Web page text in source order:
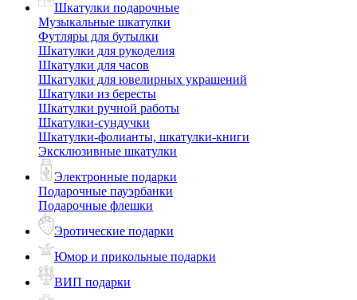
Шкатулки подарочные
Музыкальные шкатулки
Футляры для бутылки
Шкатулки для рукоделия
Шкатулки для часов
Шкатулки для ювелирных украшений
Шкатулки из бересты
Шкатулки ручной работы
Шкатулки-сундучки
Шкатулки-фолианты, шкатулки-книги
Эксклюзивные шкатулки
Электронные подарки
Подарочные пауэрбанки
Подарочные флешки
Эротические подарки
Юмор и прикольные подарки
ВИП подарки